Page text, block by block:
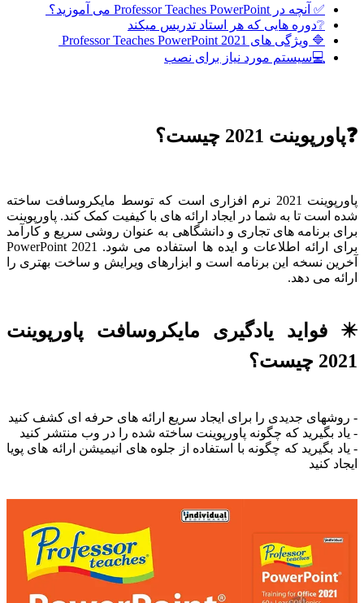
✅ آنچه در Professor Teaches PowerPoint می آموزید؟
❔دوره هایی که هر استاد تدریس میکند
🔷 ویژگی های Professor Teaches PowerPoint 2021
💻سیستم مورد نیاز برای نصب
❓پاورپوینت 2021 چیست؟
پاورپوینت 2021 نرم افزاری است که توسط مایکروسافت ساخته
شده است تا به شما در ایجاد ارائه های با کیفیت کمک کند. پاورپوینت
برای برنامه های تجاری و دانشگاهی به عنوان روشی سریع و کارآمد
برای ارائه اطلاعات و ایده ها استفاده می شود. PowerPoint 2021
آخرین نسخه این برنامه است و ابزارهای ویرایش و ساخت بهتری را
ارائه می دهد.
✴️ فواید یادگیری مایکروسافت پاورپوینت
2021 چیست؟
- روشهای جدیدی را برای ایجاد سریع ارائه های حرفه ای کشف کنید
- یاد بگیرید که چگونه پاورپوینت ساخته شده را در وب منتشر کنید
- یاد بگیرید که چگونه با استفاده از جلوه های انیمیشن ارائه های پویا
ایجاد کنید